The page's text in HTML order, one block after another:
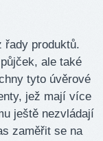
řady produktů.
ale také
tyto úvěrové
jež mají více
ještě nezvládají
zaměřit se na